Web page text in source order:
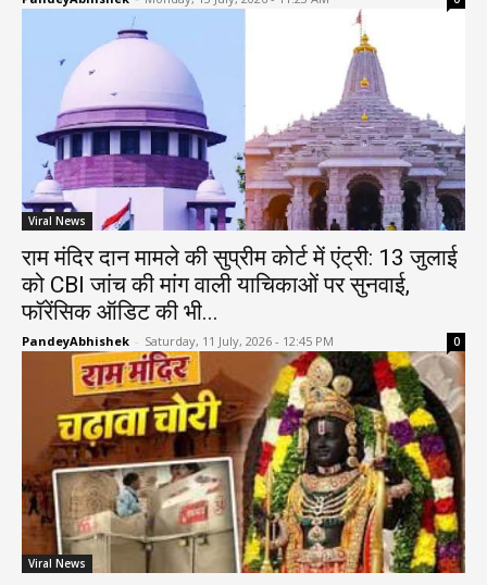
Viral News
राम मंदिर दान मामले की सुप्रीम कोर्ट में एंट्री: 13 जुलाई
को CBI जांच की मांग वाली याचिकाओं पर सुनवाई,
फॉरेंसिक ऑडिट की भी...
PandeyAbhishek - Saturday, 11 July, 2026 - 12:45 PM 0
Viral News